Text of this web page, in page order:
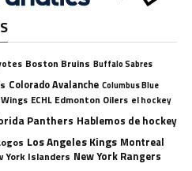
Boston Bruins Buffalo Sabres
Colorado Avalanche Columbus Blue
ECHL Edmonton Oilers el hockey
Panthers Hablemos de hockey
Los Angeles Kings Montreal
York Islanders New York Rangers